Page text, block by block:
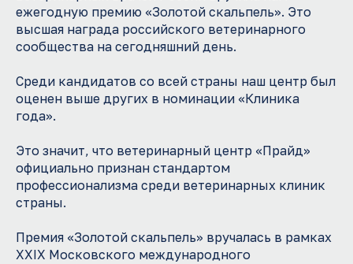
ежегодную премию «Золотой скальпель». Это
высшая награда российского ветеринарного
сообщества на сегодняшний день.
Среди кандидатов со всей страны наш центр был
оценен выше других в номинации «Клиника
года».
Это значит, что ветеринарный центр «Прайд»
официально признан стандартом
профессионализма среди ветеринарных клиник
страны.
Премия «Золотой скальпель» вручалась в рамках
XXIX Московского международного